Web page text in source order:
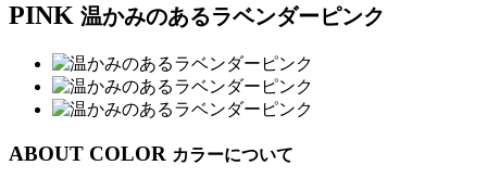
PINK 温かみのあるラベンダーピンク
ABOUT COLOR カラーについて